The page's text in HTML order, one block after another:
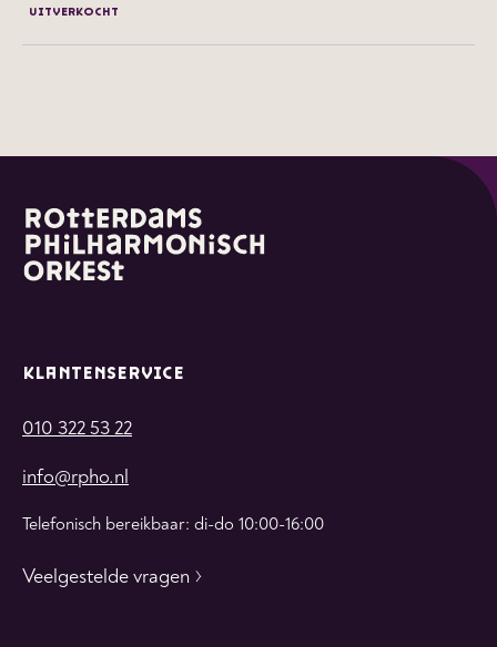
UITVERKOCHT
KLANTENSERVICE
010 322 53 22
info@rpho.nl
Telefonisch bereikbaar: di-do 10:00-16:00
Veelgestelde vragen